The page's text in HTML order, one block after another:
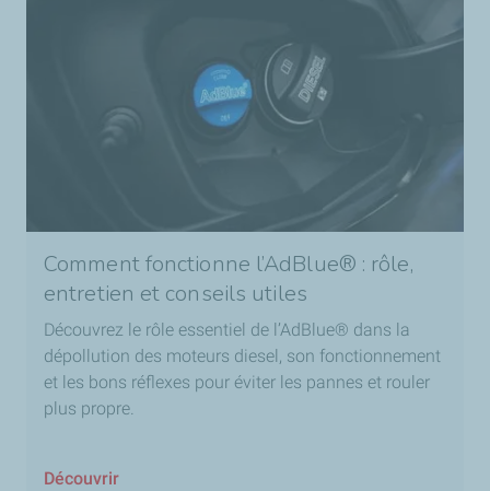
Comment fonctionne l’AdBlue® : rôle,
entretien et conseils utiles
Découvrez le rôle essentiel de l’AdBlue® dans la
dépollution des moteurs diesel, son fonctionnement
et les bons réflexes pour éviter les pannes et rouler
plus propre.
Découvrir